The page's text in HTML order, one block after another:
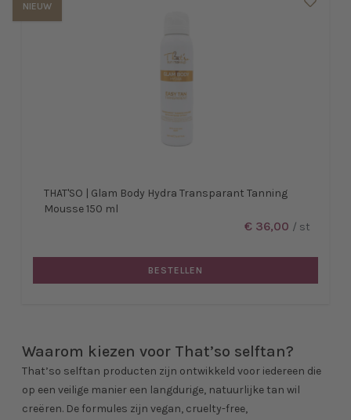
NIEUW
THAT'SO | Glam Body Hydra Transparant Tanning
Mousse 150 ml
€ 36,00 / st
BESTELLEN
Waarom kiezen voor That’so selftan?
That’so selftan producten zijn ontwikkeld voor iedereen die
op een veilige manier een langdurige, natuurlijke tan wil
creëren. De formules zijn vegan, cruelty-free,